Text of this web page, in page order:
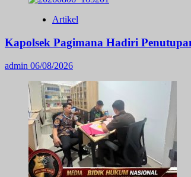
Artikel
Kapolsek Pagimana Hadiri
admin 06/08/2026